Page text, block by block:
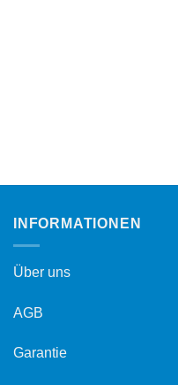
INFORMATIONEN
Über uns
AGB
Garantie